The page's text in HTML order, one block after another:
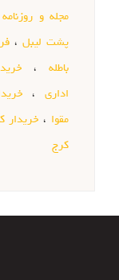
مجله و روزنامه
پشت لیبل،
باطله ،
اداری،
مقوا ، خریدار
کرج